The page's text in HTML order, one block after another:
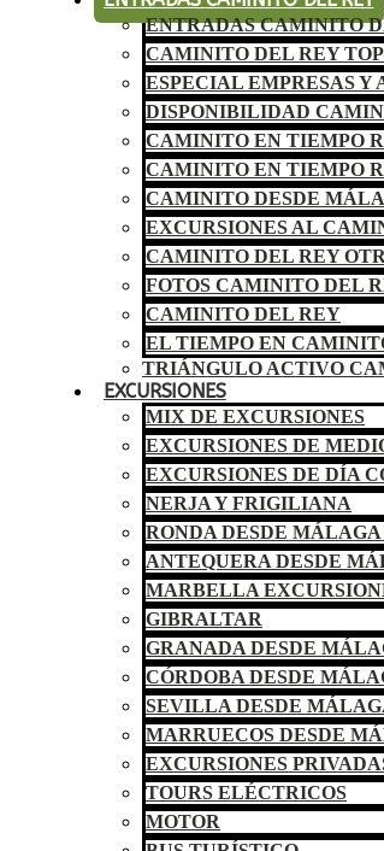
ENTRADAS CAMINITO
CAMINITO DEL REY
ESPECIAL EMPRESAS Y
DISPONIBILIDAD
CAMINITO EN TIEMPO
CAMINITO EN TIEMPO
CAMINITO DESDE
EXCURSIONES AL
CAMINITO DEL REY
FOTOS CAMINITO DEL
CAMINITO DEL REY
EL TIEMPO EN
TRIÁNGULO ACTIVO
EXCURSIONES
MIX DE EXCURSIONES
EXCURSIONES DE
EXCURSIONES DE DÍA
NERJA Y FRIGILIANA
RONDA DESDE MÁLAGA
ANTEQUERA DESDE
MARBELLA
GIBRALTAR
GRANADA DESDE
CÓRDOBA DESDE
SEVILLA DESDE
MARRUECOS DESDE
EXCURSIONES
TOURS ELÉCTRICOS
MOTOR